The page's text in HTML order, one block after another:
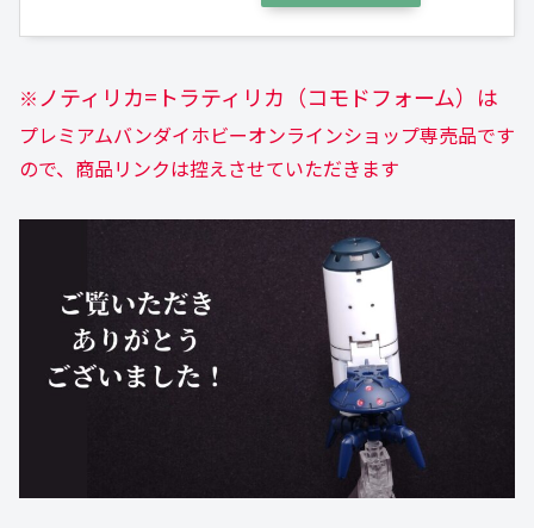
※ ノティリカ=トラティリカ（コモドフォーム）は
プレミアムバンダイホビーオンラインショップ専売品です
ので、商品リンクは控えさせていただきます